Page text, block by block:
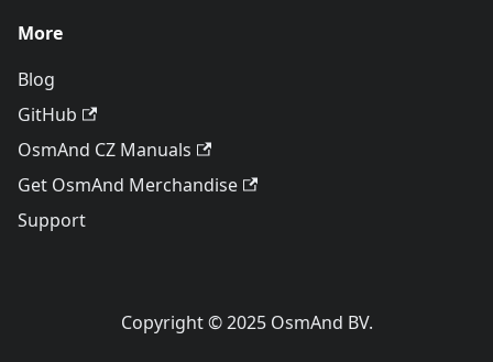
More
Blog
GitHub
OsmAnd CZ Manuals
Get OsmAnd Merchandise
Support
Copyright © 2025 OsmAnd BV.